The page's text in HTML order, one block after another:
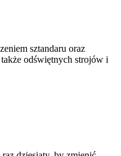
sztandaru oraz
odświętnych strojów i